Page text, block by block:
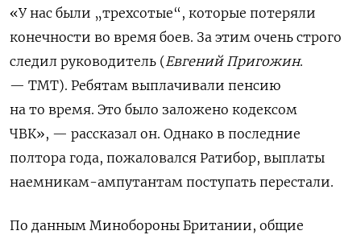
«У нас были „трехсотые“, которые потеряли
конечности во время боев. За этим очень строго
следил руководитель (Евгений Пригожин.
— ТМТ). Ребятам выплачивали пенсию
на то время. Это было заложено кодексом
ЧВК», — рассказал он. Однако в последние
полтора года, пожаловался Ратибор, выплаты
наемникам-ампутантам поступать перестали.
По данным Минобороны Британии, общие